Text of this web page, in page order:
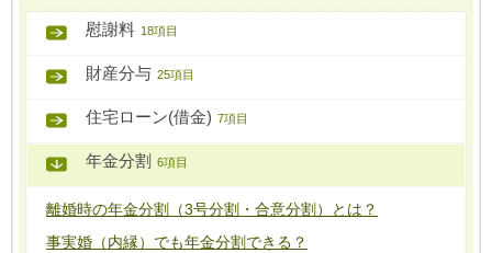
慰謝料 18項目
財産分与 25項目
住宅ローン(借金) 7項目
年金分割 6項目
離婚時の年金分割（3号分割・合意分割）とは？
事実婚（内縁）でも年金分割できる？